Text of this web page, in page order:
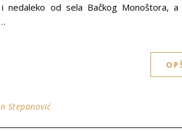
i nedaleko od sela Bačkog Monoštora,
Stepanović